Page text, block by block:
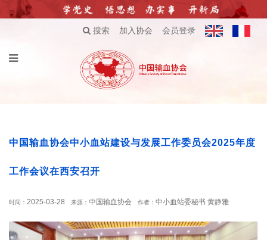
搜索 加入协会 会员登录
中国输血协会中小血站建设与发展工作委员会2025年度
工作会议在西安召开
时间： 2025-03-28 来源： 中国输血协会 作者： 中小血站委秘书 黄静雅